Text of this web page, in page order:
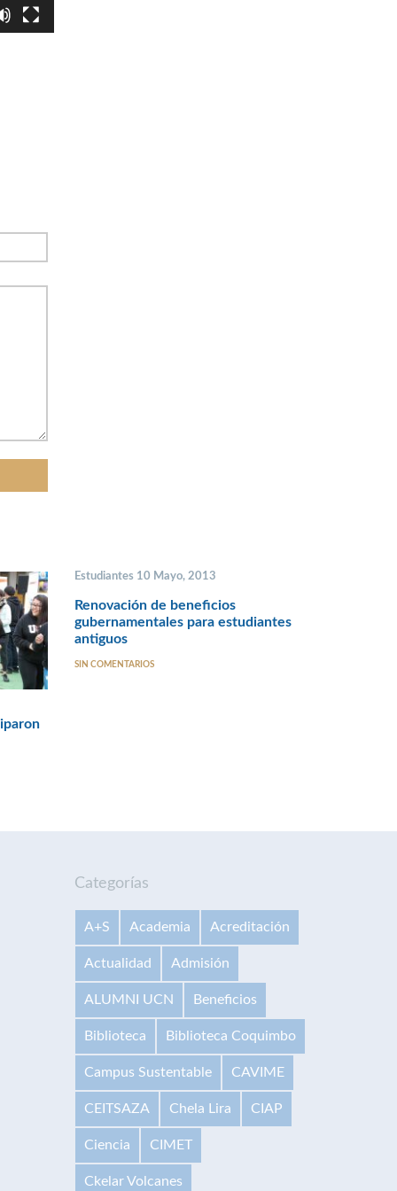
Estudiantes 10 Mayo, 2013
Renovación de beneficios
gubernamentales para estudiantes
antiguos
SIN COMENTARIOS
Categorías
A+S Academia Acreditación
Actualidad Admisión
ALUMNI UCN Beneficios
Biblioteca Biblioteca Coquimbo
Campus Sustentable CAVIME
CEITSAZA Chela Lira CIAP
Ciencia CIMET
Ckelar Volcanes